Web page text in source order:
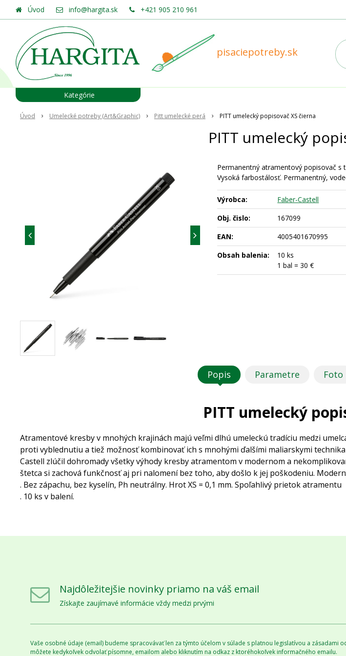
pisaciepotreby.sk
Úvod info@hargita.sk +421 905 210 961
Úvod Umelecké potreby (Art&Graphic) Pitt umelecké perá PITT umelecký popisovač XS čierna
PITT umelecký
Permanentný atramentový popisovač s
Vysoká farbostálosť. Permanentný,
Výrobca:
Faber-Castell
Obj. čislo:
167099
EAN:
4005401670995
Obsah balenia:
10 ks
1 bal = 30 €
Popis Parametre Foto
PITT umelecký
Atramentové kresby v mnohých krajinách majú veľmi dlhú umeleckú tradíciu medzi
proti vyblednutiu a tiež možnosť kombinovať ich s mnohými ďalšími maliarskymi
Castell zlúčil dohromady všetky výhody kresby atramentom v modernom a
štetca si zachová funkčnosť aj pri nalomení bez toho, aby došlo k jej poškodeniu.
. Bez zápachu, bez kyselín, Ph neutrálny. Hrot XS = 0,1 mm. Spoľahlivý prietok atramentu
. 10 ks v balení.
Kategórie
Najdôležitejšie novinky priamo na váš email
Získajte zaujímavé informácie vždy medzi prvými
Vaše osobné údaje (email) budeme spracovávať len za týmto účelom v súlade s platnou legislatívou a zásadami
môžete kedykoľvek odvolať písomne, emailom alebo kliknutím na odkaz z ktoréhokoľvek informačného emailu.